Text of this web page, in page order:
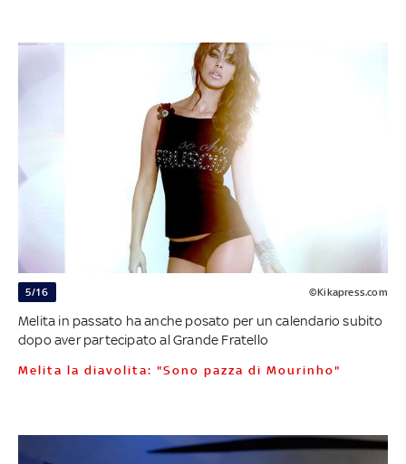
5/16 ©Kikapress.com
Melita in passato ha anche posato per un calendario subito
dopo aver partecipato al Grande Fratello
Melita la diavolita: "Sono pazza di Mourinho"